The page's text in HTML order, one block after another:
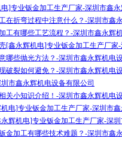
]专业钣金加工生产厂家-深圳市鑫
在折弯过程中注意什么？-深圳市鑫
工有哪些工艺流程？-深圳市鑫永辉
[鑫永辉机电]专业钣金加工生产厂家
哪些抛光方法？-深圳市鑫永辉机电
破裂如何避免？-深圳市鑫永辉机电
市鑫永辉机电设备有限公司
关小知识介绍！-深圳市鑫永辉机电
电]专业钣金加工生产厂家-深圳市
辉机电]专业钣金加工生产厂家-深
金加工有哪些技术难题？-深圳市鑫